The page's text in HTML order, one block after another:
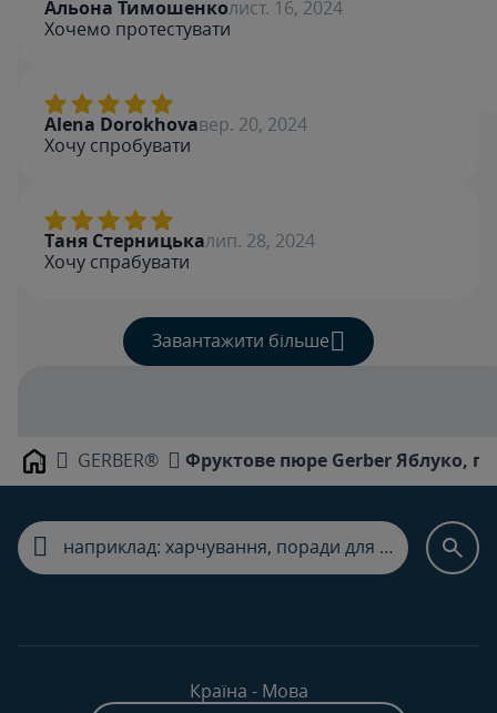
Альона Тимошенколист. 16, 2024
Хочемо протестувати
Alena Dorokhovaвер. 20, 2024
Хочу спробувати
Таня Стерницькалип. 28, 2024
Хочу спрабувати
Завантажити більше
Home GERBER® Фруктове пюре Gerber Яблуко,
Країна - Мова